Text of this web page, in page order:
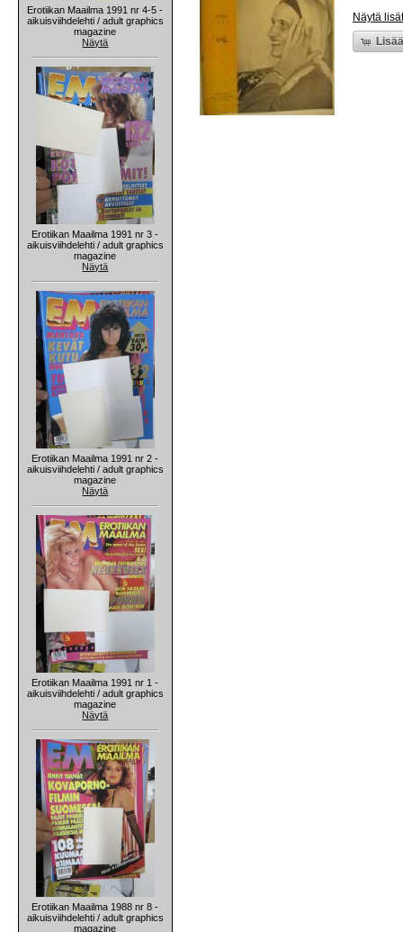
Erotiikan Maailma 1991 nr 4-5 -
aikuisviihdelehti / adult graphics
magazine
Näytä
Erotiikan Maailma 1991 nr 3 -
aikuisviihdelehti / adult graphics
magazine
Näytä
Erotiikan Maailma 1991 nr 2 -
aikuisviihdelehti / adult graphics
magazine
Näytä
Erotiikan Maailma 1991 nr 1 -
aikuisviihdelehti / adult graphics
magazine
Näytä
Erotiikan Maailma 1988 nr 8 -
aikuisviihdelehti / adult graphics
magazine
Näytä